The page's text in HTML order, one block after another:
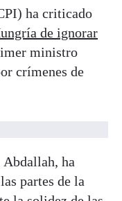
ha criticado
de ignorar
ministro
crímenes de
ha
partes de la